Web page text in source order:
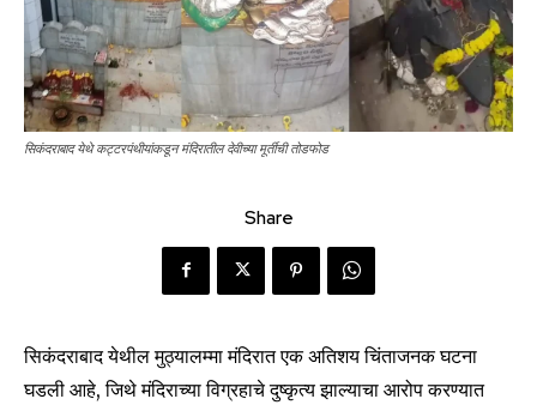
सिकंदराबाद येथे कट्टरपंथीयांकडून मंदिरातील देवीच्या मूर्तीची तोडफोड
Share
सिकंदराबाद येथील मुठ्यालम्मा मंदिरात एक अतिशय चिंताजनक घटना
घडली आहे, जिथे मंदिराच्या विग्रहाचे दुष्कृत्य झाल्याचा आरोप करण्यात